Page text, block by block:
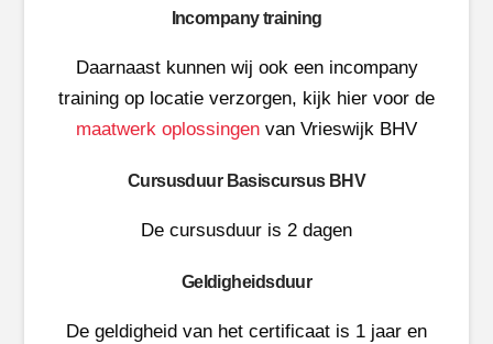
Incompany training
Daarnaast kunnen wij ook een incompany
training op locatie verzorgen, kijk hier voor de
maatwerk oplossingen van Vrieswijk BHV
Cursusduur Basiscursus BHV
De cursusduur is 2 dagen
Geldigheidsduur
De geldigheid van het certificaat is 1 jaar en